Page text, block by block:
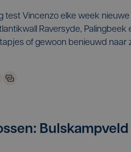
test Vincenzo elke week
Raversyde,
of gewoon benieuwd naar
Bulskampveld